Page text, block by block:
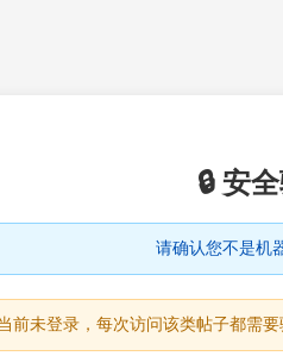
🔒 安
请确认您不是机
前未登录，每次访问该类帖子都需